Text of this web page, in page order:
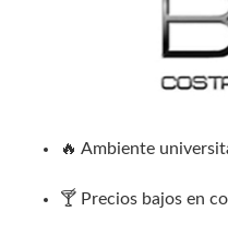
🔥 Ambiente
🍸 Precios bajos en